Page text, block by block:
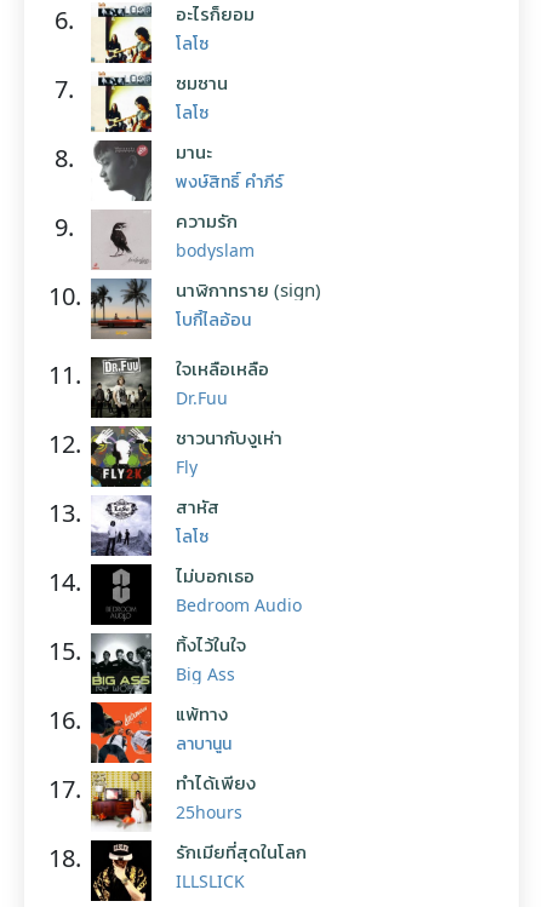
6. อะไรก็ยอม
โลโซ
7. ซมซาน
โลโซ
8. มานะ
พงษ์สิทธิ์ คำภีร์
9. ความรัก
bodyslam
10. นาฬิกาทราย (sign)
โบกี้ไลอ้อน
11. ใจเหลือเหลือ
Dr.Fuu
12. ชาวนากับงูเห่า
Fly
13. สาหัส
โลโซ
14. ไม่บอกเธอ
Bedroom Audio
15. ทิ้งไว้ในใจ
Big Ass
16. แพ้ทาง
ลาบานูน
17. ทำได้เพียง
25hours
18. รักเมียที่สุดในโลก
ILLSLICK